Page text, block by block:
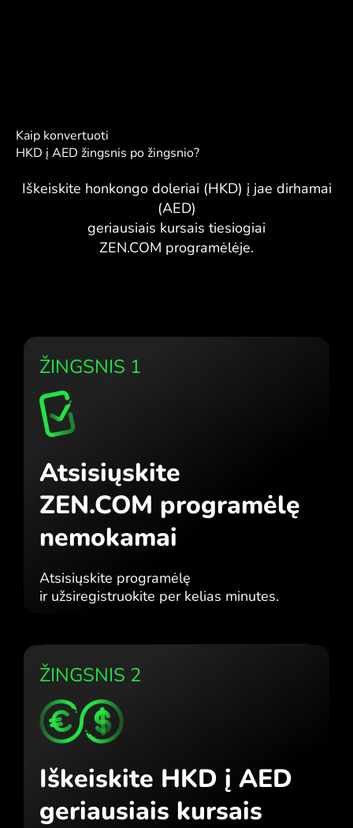
Kaip konvertuoti
HKD į AED žingsnis po žingsnio?
Iškeiskite honkongo doleriai (HKD) į jae dirhamai
(AED)
geriausiais kursais tiesiogiai
ZEN.COM programėlėje.
ŽINGSNIS 1
Atsisiųskite
ZEN.COM programėlę
nemokamai
Atsisiųskite programėlę
ir užsiregistruokite per kelias minutes.
ŽINGSNIS 2
Iškeiskite HKD į AED
geriausiais kursais